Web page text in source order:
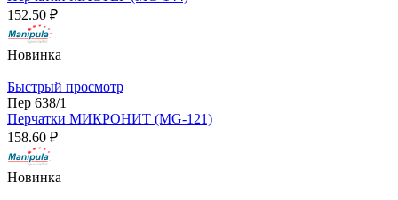
152.50 ₽
Новинка
Быстрый просмотр
Пер 638/1
Перчатки МИКРОНИТ (MG-121)
158.60 ₽
Новинка